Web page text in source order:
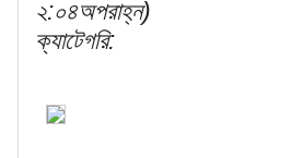
২:০৪অপরাহ্ন)
ক্যাটেগরি: